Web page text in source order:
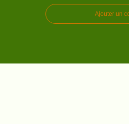
Ajouter un